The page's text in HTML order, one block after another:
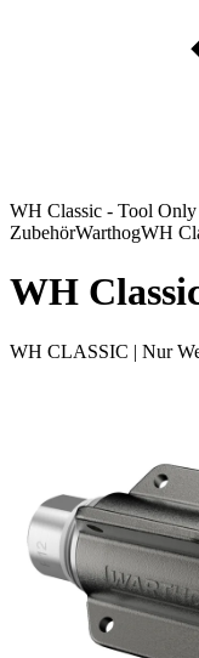
WH Classic - Tool Only
ZubehörWarthogWH
WH
WH CLASSIC | Nur